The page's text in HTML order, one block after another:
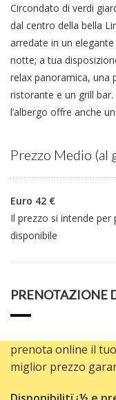
Circondato di verdi
dal centro della bella
arredate in un
notte; a tua
relax panoramica, una
ristorante e un grill
l’albergo offre anche
Prezzo Medio (al
Euro 42 €
Il prezzo si intende
disponibile
PRENOTAZIONE
prenota online il
miglior prezzo